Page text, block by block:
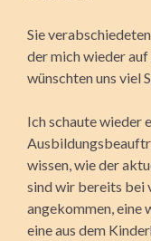
Sie
der mich wieder
wünschten uns viel
Ich schaute wieder
wissen, wie der
sind wir bereits bei
angekommen, eine
eine aus dem